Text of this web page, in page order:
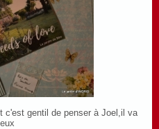
gentil de penser à Joel,il va